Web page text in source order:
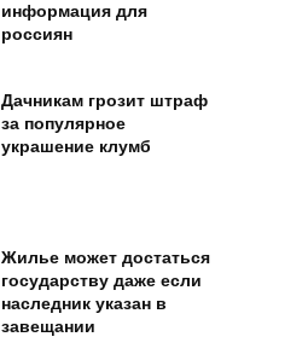
информация для
россиян
Дачникам грозит штраф
за популярное
украшение клумб
Жилье может достаться
государству даже если
наследник указан в
завещании